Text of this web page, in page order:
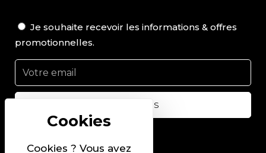
Cookies ? Vous avez
Je souhaite recevoir les informations & offres
promotionnelles.
Suivez-nous sur